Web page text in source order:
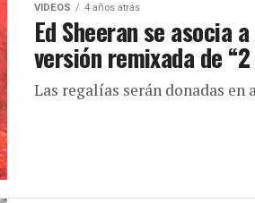
VIDEOS 4 años atrás
Ed Sheeran se asocia
versión remixada de
Las regalías serán donadas en